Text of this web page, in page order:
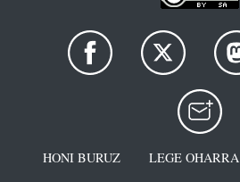
HONI BURUZ LEGE OHARRA